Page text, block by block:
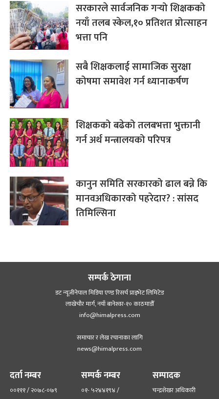
सरकारले सार्वजनिक गर्‍यो शिक्षकको
नयाँ तलब स्केल,१० प्रतिशत प्रोत्साहन
भत्ता पनि
सबै शिक्षकलाई सामाजिक सुरक्षा
कोषमा समावेश गर्न ध्यानाकर्षण
शिक्षकको बढेको तलबभत्ता भुक्तानी
गर्न अर्थ मन्त्रालयको परिपत्र
कानुन समिति सरकारको ढाल बन्ने कि
मानवअधिकारको पहरेदार? : सांसद
तिमिल्सिना
सम्पर्क ठेगाना
डट न्यूजीनेपाल मिडिया एण्ड रिसर्च प्राइभेट लिमिटेड
लाखेचौर मार्ग, नयाँ बानेश्‍वर-१० काठमाडौँ
info@himalpress.com
समाचार र लेख रचानाका लागि
news@himalpress.com
दर्ता नम्बर
००१११ / २०७८-०७९
सम्पर्क नम्बर
०१- ५२४४१९४ /
सम्पादक
चन्द्रशेखर अधिकारी